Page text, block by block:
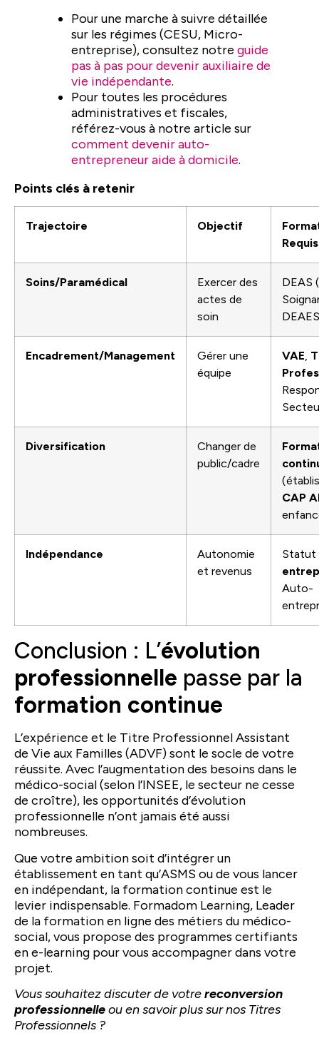
Pour une marche à suivre détaillée
sur les régimes (CESU, Micro-
entreprise), consultez notre guide
pas à pas pour devenir auxiliaire de
vie indépendante.
Pour toutes les procédures
administratives et fiscales,
référez-vous à notre article sur
comment devenir auto-
entrepreneur aide à domicile.
Points clés à retenir
Trajectoire Objectif
Requis
Soins/Paramédical
Exercer des
actes de
soin
DEAS
DEAES
Encadrement/Management
Gérer une
équipe
VAE,
Diversification
Changer de
public/cadre
CAP
Indépendance
Autonomie
et revenus
Statut
Auto-
Conclusion : L’évolution
professionnelle passe par la
formation continue
L’expérience et le Titre Professionnel Assistant
de Vie aux Familles (ADVF) sont le socle de votre
réussite. Avec l’augmentation des besoins dans le
médico-social (selon l’INSEE, le secteur ne cesse
de croître), les opportunités d’évolution
professionnelle n’ont jamais été aussi
nombreuses.
Que votre ambition soit d’intégrer un
établissement en tant qu’ASMS ou de vous lancer
en indépendant, la formation continue est le
levier indispensable. Formadom Learning, Leader
de la formation en ligne des métiers du médico-
social, vous propose des programmes certifiants
en e-learning pour vous accompagner dans votre
projet.
Vous souhaitez discuter de votrereconversion
professionnelleou en savoir plus sur nos Titres
Professionnels ?